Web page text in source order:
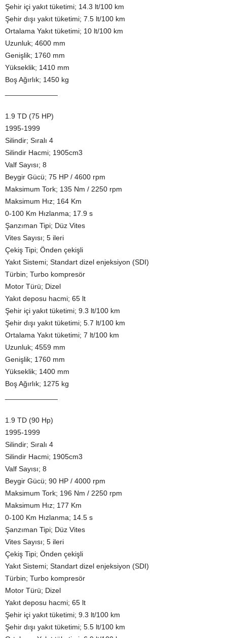
Şehir içi yakıt tüketimi; 14.3 lt/100 km
Şehir dışı yakıt tüketimi; 7.5 lt/100 km
Ortalama Yakıt tüketimi; 10 lt/100 km
Uzunluk; 4600 mm
Genişlik; 1760 mm
Yükseklik; 1410 mm
Boş Ağırlık; 1450 kg
1.9 TD (75 HP)
1995-1999
Silindir; Sıralı 4
Silindir Hacmi; 1905cm3
Valf Sayısı; 8
Beygir Gücü; 75 HP / 4600 rpm
Maksimum Tork; 135 Nm / 2250 rpm
Maksimum Hız; 164 Km
0-100 Km Hızlanma; 17.9 s
Şanzıman Tipi; Düz Vites
Vites Sayısı; 5 ileri
Çekiş Tipi; Önden çekişli
Yakıt Sistemi; Standart dizel enjeksiyon (SDI)
Türbin; Turbo kompresör
Motor Türü; Dizel
Yakıt deposu hacmi; 65 lt
Şehir içi yakıt tüketimi; 9.3 lt/100 km
Şehir dışı yakıt tüketimi; 5.7 lt/100 km
Ortalama Yakıt tüketimi; 7 lt/100 km
Uzunluk; 4559 mm
Genişlik; 1760 mm
Yükseklik; 1400 mm
Boş Ağırlık; 1275 kg
1.9 TD (90 Hp)
1995-1999
Silindir; Sıralı 4
Silindir Hacmi; 1905cm3
Valf Sayısı; 8
Beygir Gücü; 90 HP / 4000 rpm
Maksimum Tork; 196 Nm / 2250 rpm
Maksimum Hız; 177 Km
0-100 Km Hızlanma; 14.5 s
Şanzıman Tipi; Düz Vites
Vites Sayısı; 5 ileri
Çekiş Tipi; Önden çekişli
Yakıt Sistemi; Standart dizel enjeksiyon (SDI)
Türbin; Turbo kompresör
Motor Türü; Dizel
Yakıt deposu hacmi; 65 lt
Şehir içi yakıt tüketimi; 9.3 lt/100 km
Şehir dışı yakıt tüketimi; 5.5 lt/100 km